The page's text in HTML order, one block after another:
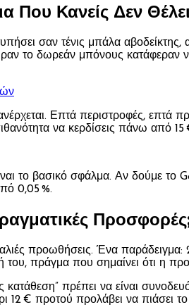
Που Κανείς Δεν
σαν τένις μπάλα αβοδείκτης,
το δωρεάν μπόνους κατάφεραν
Επτά περιστροφές, επτά
να κερδίσεις πάνω από 15 €
το βασικό σφάλμα. Αν δούμε
0,05 %.
προωθήσεις. Ένα παράδειγμα:
του, πράγμα που σημαίνει ότι η
πρέπει να είναι
12 € προτού προλάβει να πιάσει